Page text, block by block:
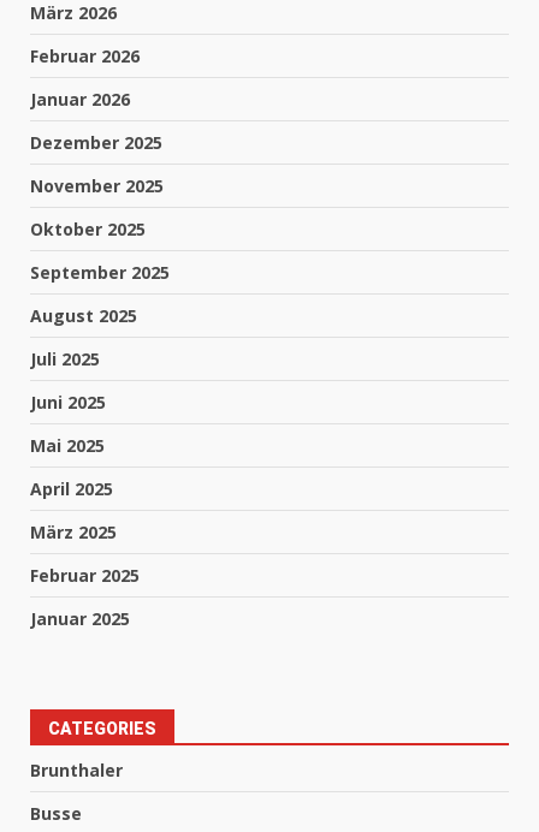
März 2026
Februar 2026
Januar 2026
Dezember 2025
November 2025
Oktober 2025
September 2025
August 2025
Juli 2025
Juni 2025
Mai 2025
April 2025
März 2025
Februar 2025
Januar 2025
CATEGORIES
Brunthaler
Busse